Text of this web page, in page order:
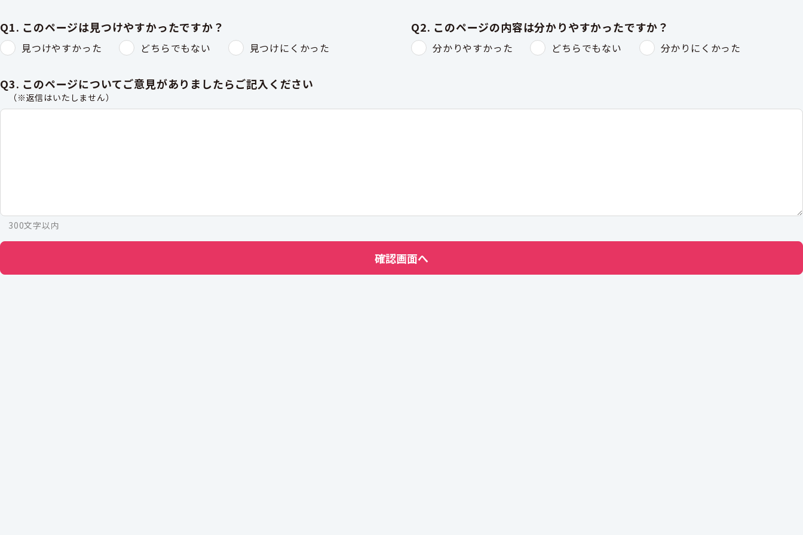
Q1. このページは見つけやすかったですか？
見つけやすかった どちらでもない 見つけにくかった
Q2. このページの内容は分かりやすかったですか？
分かりやすかった どちらでもない 分かりにくかった
Q3. このページについてご意見がありましたらご記入ください
（※返信はいたしません）
300文字以内